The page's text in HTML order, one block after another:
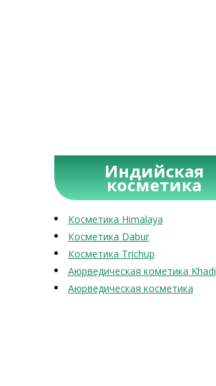
Индийская
косметика
Косметика Himalaya
Косметика Dabur
Косметика Trichup
Аюрведическая кометика Khadi
Аюрведическая косметика